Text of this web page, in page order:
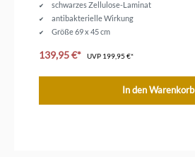
schwarzes Zellulose-Laminat
antibakterielle Wirkung
Größe 69 x 45 cm
139,95 €* UVP 199,95 €*
In den Warenkorb